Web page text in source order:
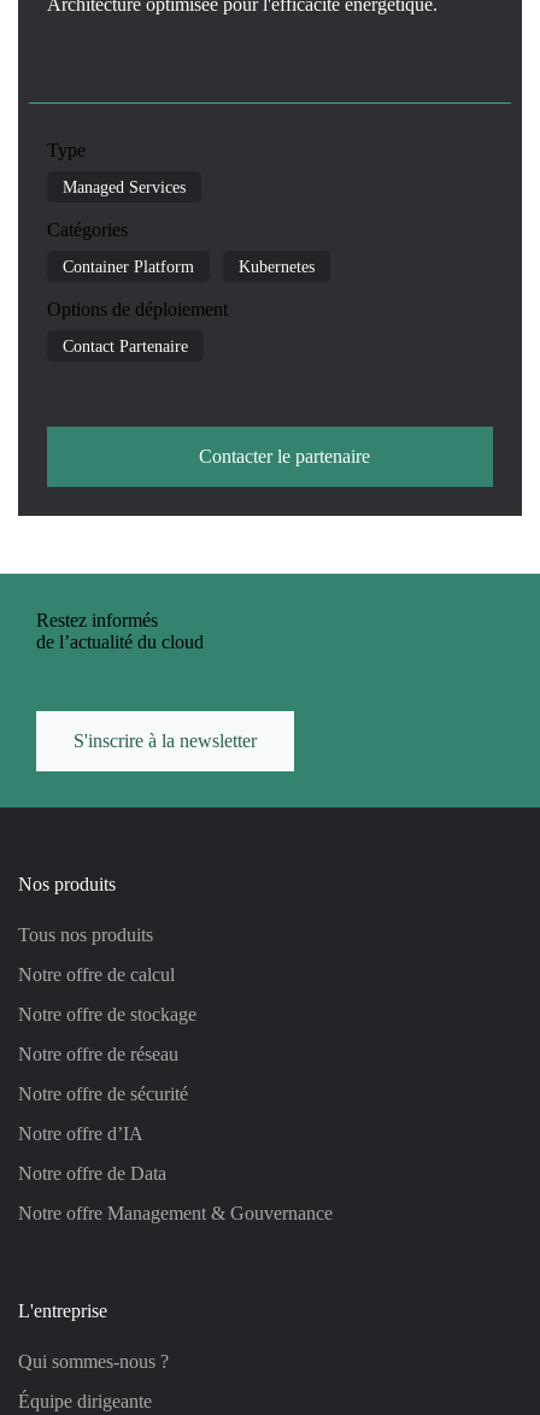
Architecture optimisée pour l'efficacité énergétique.
Type
Managed Services
Catégories
Container Platform Kubernetes
Options de déploiement
Contact Partenaire
Contacter le partenaire
Restez informés
de l’actualité du cloud
S'inscrire à la newsletter
Nos produits
Tous nos produits
Notre offre de calcul
Notre offre de stockage
Notre offre de réseau
Notre offre de sécurité
Notre offre d’IA
Notre offre de Data
Notre offre Management & Gouvernance
L'entreprise
Qui sommes-nous ?
Équipe dirigeante